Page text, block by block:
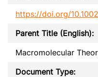
https://doi.org/
Parent Title (English):
Macromolecular
Document Type: